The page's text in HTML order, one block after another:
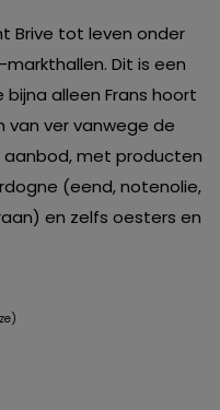
Brive tot leven onder
markthallen. Dit is een
alleen Frans hoort
van ver vanwege de
met producten
(eend, notenolie,
en zelfs oesters en